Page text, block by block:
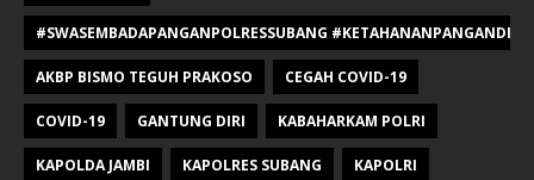
#SWASEMBADAPANGANPOLRESSUBANG
AKBP BISMO TEGUH PRAKOSO CEGAH COVID-19
COVID-19 GANTUNG DIRI KABAHARKAM POLRI
KAPOLDA JAMBI KAPOLRES SUBANG KAPOLRI